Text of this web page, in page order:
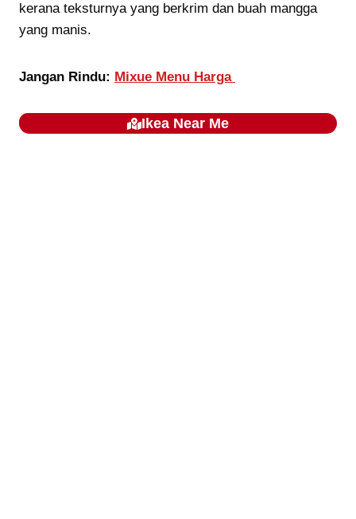
kerana teksturnya yang berkrim dan buah mangga
yang manis.
Jangan Rindu: Mixue Menu Harga
IkeaNear Me